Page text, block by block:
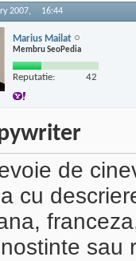
2007, 16:44
Marius Mailat
Membru SeoPedia
Reputatie: 42
de
cu
sau